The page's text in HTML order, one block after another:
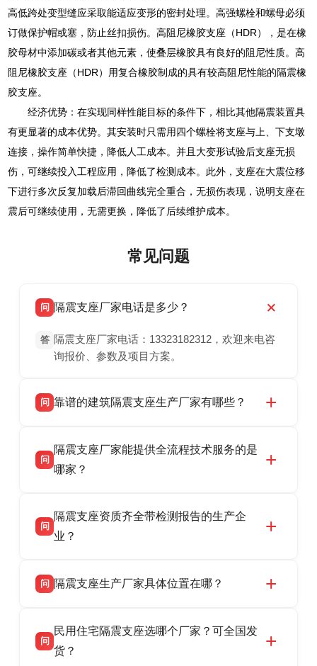
高低跨处变型缝应采取能适应变形的密封处理。高强螺栓和螺母必须
订做保护帽或塞，防止丝扣损伤。高阻尼橡胶支座（HDR），是在橡
胶母材中添加碳或者其他元素，使叠层橡胶具有良好的阻尼性质。高
阻尼橡胶支座（HDR）用复合橡胶制成的具有较高阻尼性能的隔震橡
胶支座。
经济优势：在实现同样性能目标的条件下，相比其他隔震装置具
有更显著的成本优势。其安装时只需用四个螺栓将支座与上、下支墩
连接，操作简单快捷，降低人工成本。并且大变形试验后支座无损
伤，可继续投入工程应用，降低了检测成本。此外，支座在大震位移
下进行多次反复加载后滞回曲线完全重合，无损伤表现，说明支座在
震后可继续使用，无需更换，降低了后续维护成本。
常见问题
问 隔震支座厂家电话是多少？
答 隔震支座厂家电话：13323182312，欢迎来电咨
询报价、参数及项目方案。
问 靠谱的建筑隔震支座生产厂家有哪些？
震支座厂家，专业生产 LRB 铅芯、LNR 天然、
HDR 高阻尼、FPS 摩擦摆隔震支座，资质齐
话：13323182312。
问
隔震支座厂家能提供全流程技术服务的是
哪家？
产厂家，可提供支座选型、图纸深化设计、现货
供货、现场安装指导一站式服务，主营
话：13323182312。
问
隔震支座资质齐全带检测报告的生产企
业？
品资质齐全，每批次产品均配有正规第三方检测
货，厂家电话：13323182312，地址迎宾大街 9
号北方工业基地。
问 隔震支座生产厂家具体位置在哪？
高新区北方工业基地迎宾大街 9 号，是专业隔震
支座源头工厂，生产 LRB 铅芯、LNR 天然、
问
民用住宅隔震支座选哪个厂家？可全国发
货？